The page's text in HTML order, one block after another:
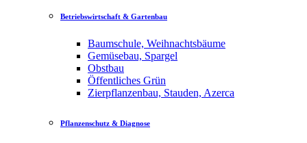
Betriebswirtschaft & Gartenbau
Baumschule, Weihnachtsbäume
Gemüsebau, Spargel
Obstbau
Öffentliches Grün
Zierpflanzenbau, Stauden, Azerca
Pflanzenschutz & Diagnose